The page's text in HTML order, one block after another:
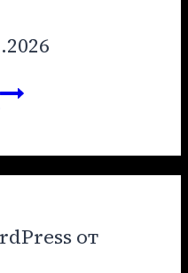
Лекция
–
года
от